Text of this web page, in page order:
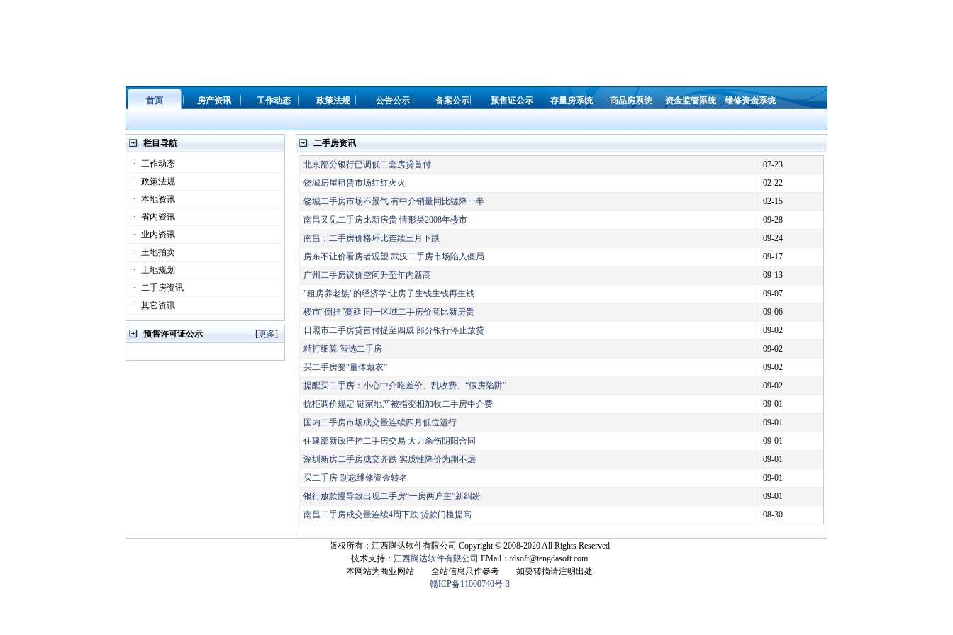
首页 房产资讯 工作动态 政策法规 公告公示 备案公示 预售证公示 存量房系统 商品房系统 资金监管系统 维修资金系统
栏目导航
· 工作动态
· 政策法规
· 本地资讯
· 省内资讯
· 业内资讯
· 土地拍卖
· 土地规划
· 二手房资讯
· 其它资讯
预售许可证公示 [更多]
二手房资讯
北京部分银行已调低二套房贷首付
07-23
饶城房屋租赁市场红红火火
02-22
饶城二手房市场不景气 有中介销量同比猛降一半
02-15
南昌又见二手房比新房贵 情形类2008年楼市
09-28
南昌：二手房价格环比连续三月下跌
09-24
房东不让价看房者观望 武汉二手房市场陷入僵局
09-17
广州二手房议价空间升至年内新高
09-13
"租房养老族"的经济学:让房子生钱生钱再生钱
09-07
楼市“倒挂”蔓延 同一区域二手房价竟比新房贵
09-06
日照市二手房贷首付提至四成 部分银行停止放贷
09-02
精打细算 智选二手房
09-02
买二手房要“量体裁衣”
09-02
提醒买二手房：小心中介吃差价、乱收费、“假房陷阱”
09-02
抗拒调价规定 链家地产被指变相加收二手房中介费
09-01
国内二手房市场成交量连续四月低位运行
09-01
住建部新政严控二手房交易 大力杀伤阴阳合同
09-01
深圳新房二手房成交齐跌 实质性降价为期不远
09-01
买二手房 别忘维修资金转名
09-01
银行放款慢导致出现二手房“一房两户主”新纠纷
09-01
南昌二手房成交量连续4周下跌 贷款门槛提高
08-30
版权所有：江西腾达软件有限公司 Copyright © 2008-2020 All Rights Reserved
技术支持： 江西腾达软件有限公司 EMail：tdsoft@tengdasoft.com
本网站为商业网站 全站信息只作参考 如要转摘请注明出处
赣ICP备11000740号-3